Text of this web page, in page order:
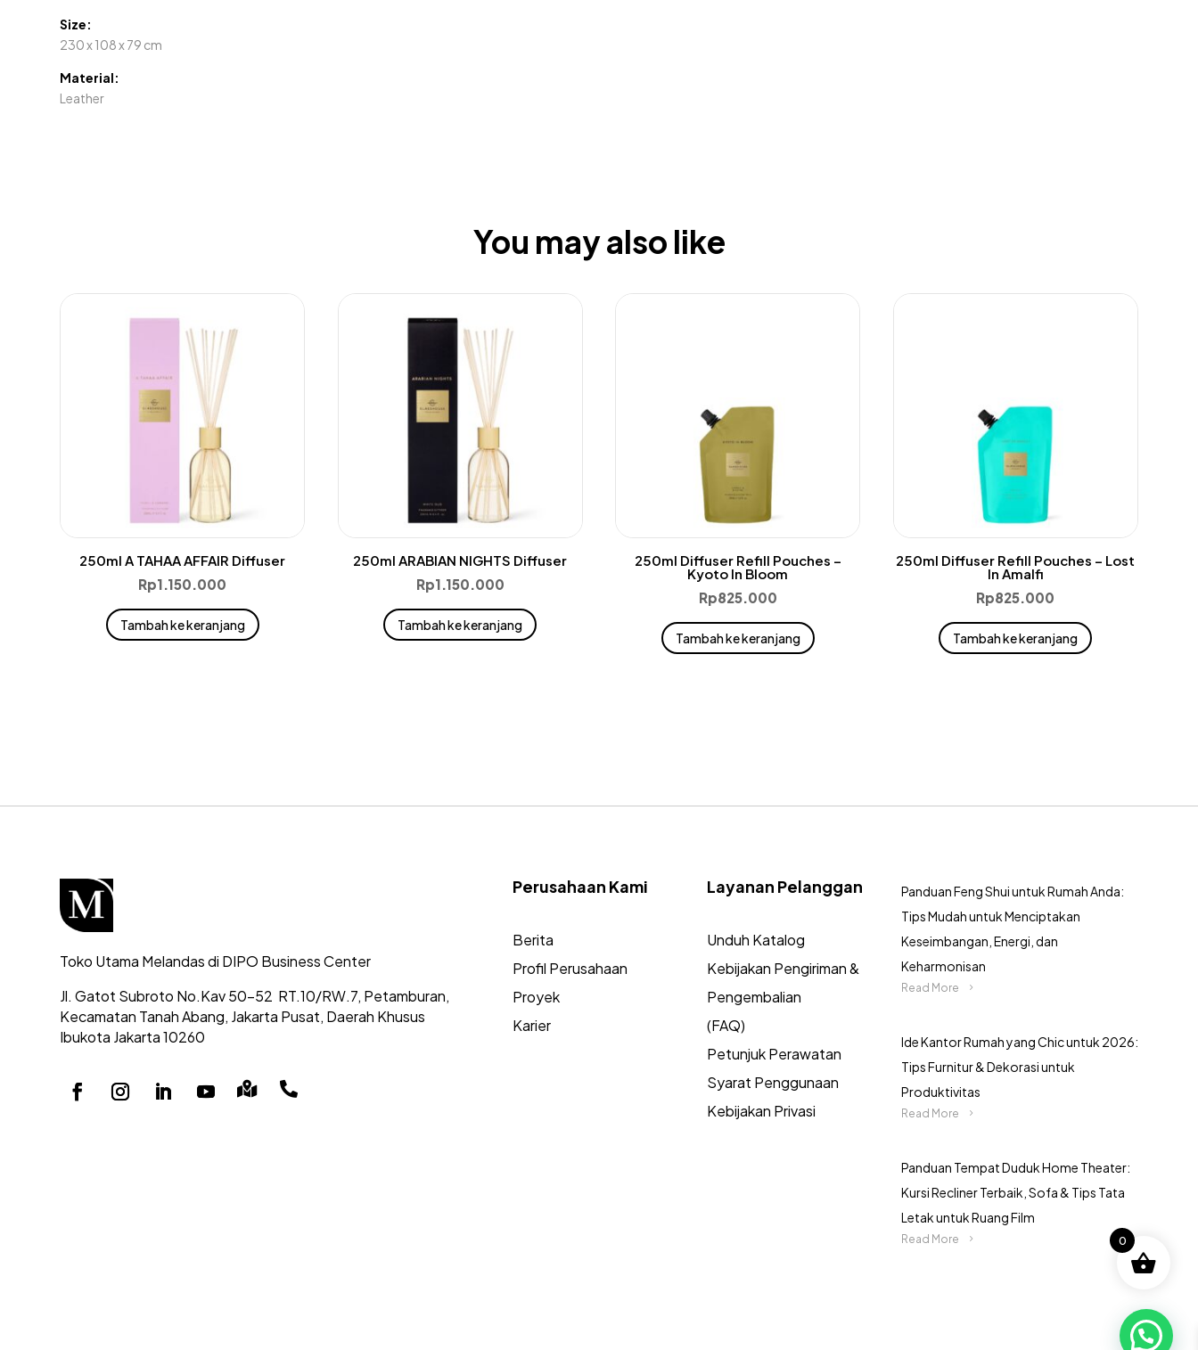
Size:
230 x 108 x 79 cm
Material:
Leather
You may also like
250ml A TAHAA AFFAIR Diffuser
Rp1.150.000
Tambah ke keranjang
250ml ARABIAN NIGHTS Diffuser
Rp1.150.000
Tambah ke keranjang
250ml Diffuser Refill Pouches –
Kyoto In Bloom
Rp825.000
Tambah ke keranjang
250ml Diffuser Refill Pouches – Lost
In Amalfi
Rp825.000
Tambah ke keranjang
Toko Utama Melandas di DIPO Business Center
Jl. Gatot Subroto No.Kav 50-52 RT.10/RW.7, Petamburan,
Kecamatan Tanah Abang, Jakarta Pusat, Daerah Khusus
Ibukota Jakarta 10260
 
Perusahaan Kami
Berita
Profil Perusahaan
Proyek
Karier
Layanan Pelanggan
Unduh Katalog
Kebijakan Pengiriman &
Pengembalian
(FAQ)
Petunjuk Perawatan
Syarat Penggunaan
Kebijakan Privasi
Panduan Feng Shui untuk Rumah Anda:
Tips Mudah untuk Menciptakan
Keseimbangan, Energi, dan
Keharmonisan
Read More
Ide Kantor Rumah yang Chic untuk 2026:
Tips Furnitur & Dekorasi untuk
Produktivitas
Read More
Panduan Tempat Duduk Home Theater:
Kursi Recliner Terbaik, Sofa & Tips Tata
Letak untuk Ruang Film
Read More 0